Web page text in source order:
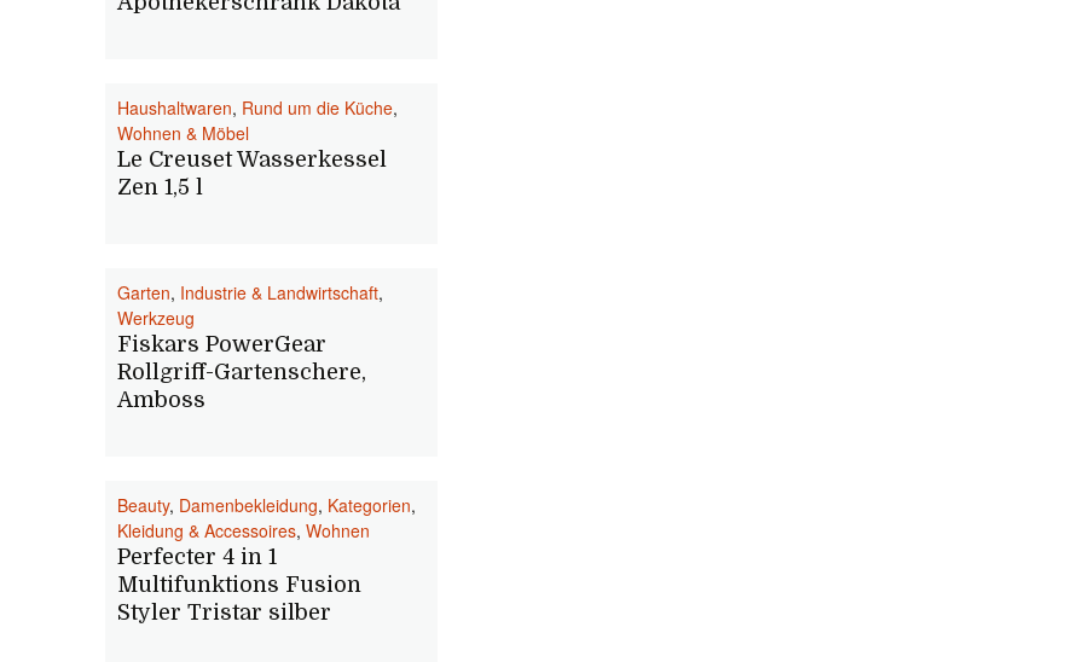
Haushaltwaren, Rund um die Küche,
Wohnen & Möbel
Le Creuset Wasserkessel
Zen 1,5 l
Garten, Industrie & Landwirtschaft,
Werkzeug
Fiskars PowerGear
Rollgriff-Gartenschere,
Amboss
Beauty, Damenbekleidung, Kategorien,
Kleidung & Accessoires, Wohnen
Perfecter 4 in 1
Multifunktions Fusion
Styler Tristar silber